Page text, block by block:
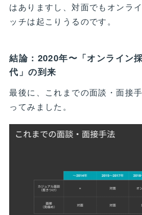
はありますし、対面でもオンラ
ッチは起こりうるのです。
結論：2020年〜「オンライン
代」の到来
最後に、これまでの面談・面接
ってみました。